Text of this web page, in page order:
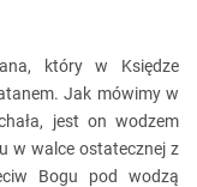
który w Księdze
Jak mówimy w
jest on wodzem
w walce ostatecznej z
Bogu pod wodzą